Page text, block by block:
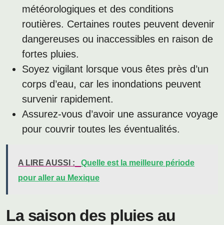
météorologiques et des conditions
routières. Certaines routes peuvent devenir
dangereuses ou inaccessibles en raison de
fortes pluies.
Soyez vigilant lorsque vous êtes près d’un
corps d’eau, car les inondations peuvent
survenir rapidement.
Assurez-vous d’avoir une assurance voyage
pour couvrir toutes les éventualités.
A LIRE AUSSI :
Quelle est la meilleure période
pour aller au Mexique
La saison des pluies au